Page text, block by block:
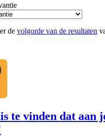
de volgorde van de resultaten
te vinden dat aan